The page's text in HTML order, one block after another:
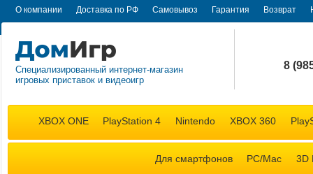
О компании Доставка по РФ Самовывоз Гарантия Возврат
Специализированный интернет-магазин
игровых приставок и видеоигр
8
+7
XBOX ONE PlayStation 4 Nintendo XBOX 360
Для смартфонов PC/Mac 3D